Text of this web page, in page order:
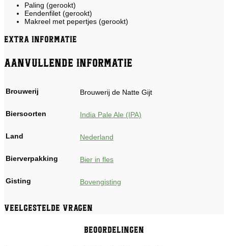
Paling (gerookt)
Eendenfilet (gerookt)
Makreel met pepertjes (gerookt)
Extra informatie
Aanvullende informatie
Brouwerij Brouwerij de Natte Gijt
Biersoorten India Pale Ale (IPA)
Land Nederland
Bierverpakking Bier in fles
Gisting Bovengisting
Veelgestelde vragen
Beoordelingen